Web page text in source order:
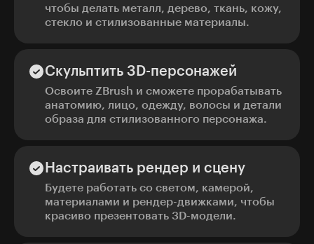
чтобы делать металл, дерево, ткань, кожу,
стекло и стилизованные материалы.
Скульптить 3D-персонажей
Освоите ZBrush и сможете прорабатывать
анатомию, лицо, одежду, волосы и детали
образа для стилизованного персонажа.
Настраивать рендер и сцену
Будете работать со светом, камерой,
материалами и рендер-движками, чтобы
красиво презентовать 3D-модели.